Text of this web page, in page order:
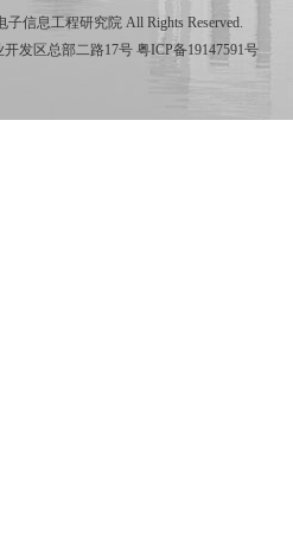
信息工程研究院 All Rights Reserved.
发区总部二路17号 粤ICP备19147591号